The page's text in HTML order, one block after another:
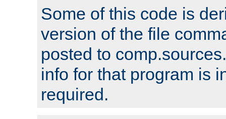
Some of this code is
version of the file
posted to
info for that program is
required.